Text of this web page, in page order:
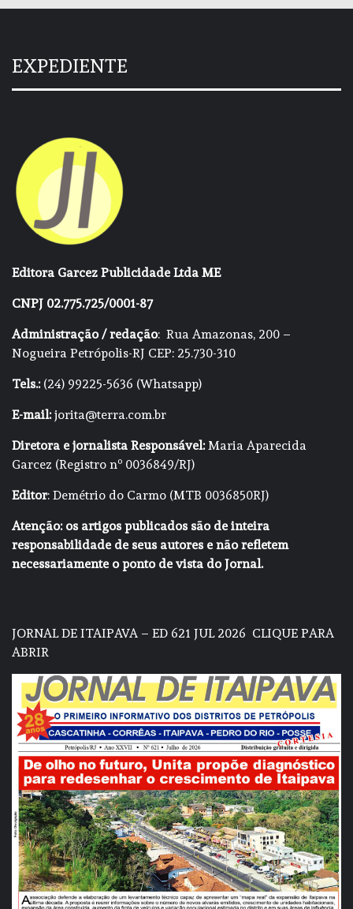
EXPEDIENTE
Editora Garcez Publicidade Ltda ME
CNPJ 02.775.725/0001-87
Administração / redação: Rua Amazonas, 200 –
Nogueira Petrópolis-RJ CEP: 25.730-310
Tels.:(24) 99225-5636 (Whatsapp)
E-mail:jorita@terra.com.br
Diretora e jornalista Responsável:Maria Aparecida
Garcez (Registro nº 0036849/RJ)
Editor: Demétrio do Carmo (MTB 0036850RJ)
Atenção: os artigos publicados são de inteira
responsabilidade de seus autores e não refletem
necessariamente o ponto de vista do Jornal.
JORNAL DE ITAIPAVA – ED 621 JUL 2026 CLIQUE PARA
ABRIR